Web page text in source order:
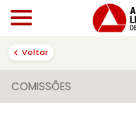
Voltar
COMISSÕES